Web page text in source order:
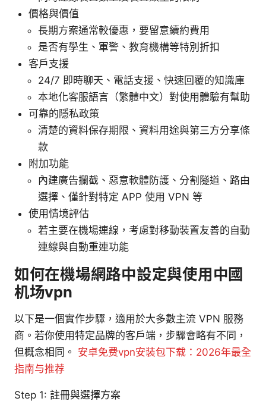
價格與價值
長期方案通常較優惠，要留意續約費用
是否有學生、軍警、教育機構等特別折扣
客戶支援
24/7 即時聊天、電話支援、快速回覆的知識庫
本地化客服語言（繁體中文）對使用體驗有幫助
可靠的隱私政策
清楚的資料保存期限、資料用途與第三方分享條
款
附加功能
內建廣告攔截、惡意軟體防護、分割隧道、路由
選擇、僅針對特定 APP 使用 VPN 等
使用情境評估
若主要在機場連線，考慮對移動裝置友善的自動
連線與自動重連功能
如何在機場網路中設定與使用中國
机场vpn
以下是一個實作步驟，適用於大多數主流 VPN 服務
商。若你使用特定品牌的客戶端，步驟會略有不同，
但概念相同。 安卓免费vpn安装包下载：2026年最全
指南与推荐
Step 1: 註冊與選擇方案